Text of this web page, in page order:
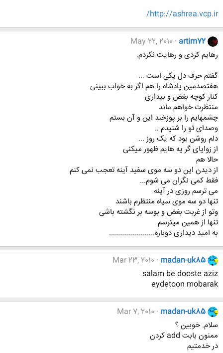
http://ashrea.vcp.ir/
artim72
May 22, 2010
رهایم کردی و رهایت نکردم.
گفتم حرف دل یکی است ...
هفتصدمین پادشاه را هم اگر به خواب ببینی
کنار کوچه بغض و بیداری
منتظرت خواهم ماند
چشمهایم را بر پوزخند این و آن بستم
وصدای تو را شنیدم ..
دلم روشن بود که یک روز ...
از زوایای گر یه هایم ظهور میکنی
حالا هم
از دیدن این دو سه موی سفید آینه تعجب نمی کنم
فقط کمی نگران می شوم...
می ترسم روزی در آینه
تنها دو سه موی سیاه منتظرم باشند
وتو از غربت بغض و بوسه بر نگشته باشی
تنها از همین میترسم
به امید دیداری دوباره.......................
madan-uk85
Mar 23, 2010
salam be dooste aziz
eydetoon mobarak
madan-uk85
Mar 7, 2010
سلام. خوبین ؟
ممنون بابت add کردن
در خدمتیم